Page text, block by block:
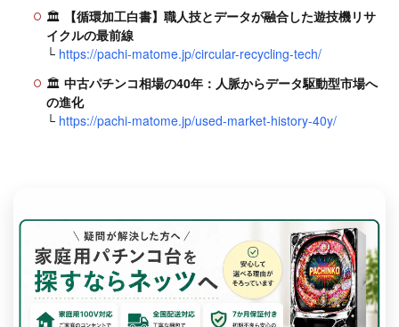
🏛
【循環加工白書】職人技とデータが融合した遊技機リサ
イクルの最前線
└ https://pachi-matome.jp/circular-recycling-tech/
🏛 中古パチンコ相場の40年：人脈からデータ駆動型市場へ
の進化
└ https://pachi-matome.jp/used-market-history-40y/